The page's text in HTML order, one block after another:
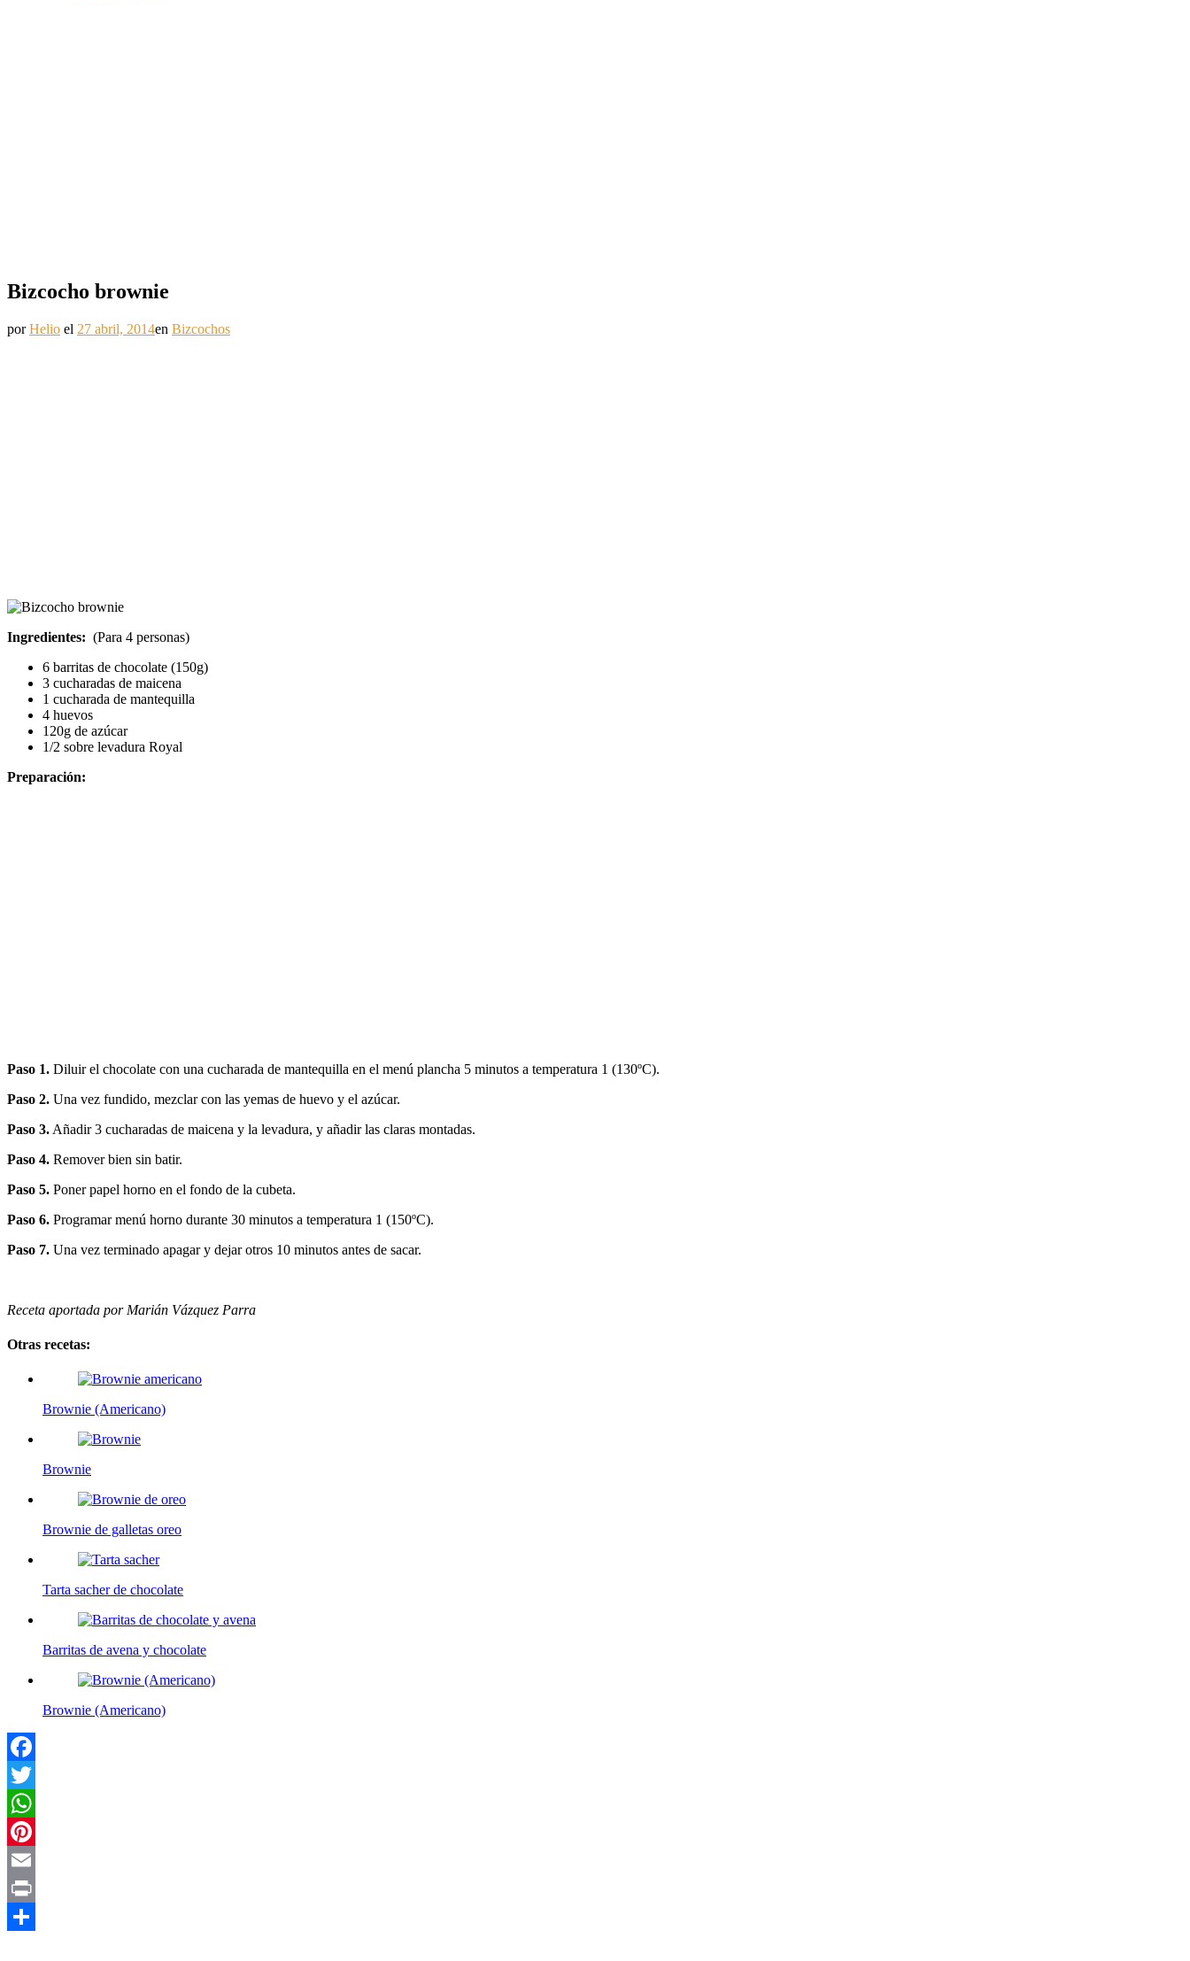
Bizcocho brownie
porHelio el 27 abril, 2014en Bizcochos
Ingredientes: (Para 4 personas)
6 barritas de chocolate (150g)
3 cucharadas de maicena
1 cucharada de mantequilla
4 huevos
120g de azúcar
1/2 sobre levadura Royal
Preparación:
Paso 1. Diluir el chocolate con una cucharada de mantequilla en el menú plancha 5 minutos a temperatura 1 (130ºC).
Paso 2. Una vez fundido, mezclar con las yemas de huevo y el azúcar.
Paso 3. Añadir 3 cucharadas de maicena y la levadura, y añadir las claras montadas.
Paso 4. Remover bien sin batir.
Paso 5. Poner papel horno en el fondo de la cubeta.
Paso 6. Programar menú horno durante 30 minutos a temperatura 1 (150ºC).
Paso 7. Una vez terminado apagar y dejar otros 10 minutos antes de sacar.
Receta aportada por Marián Vázquez Parra
Otras recetas:
Brownie (Americano)
Brownie
Brownie de galletas oreo
Tarta sacher de chocolate
Barritas de avena y chocolate
Brownie (Americano)
Facebook
Twitter
WhatsApp
Pinterest
Email
Print